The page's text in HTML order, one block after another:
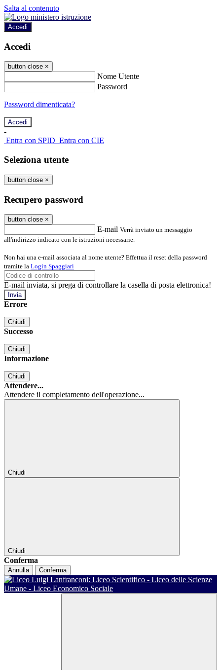
Salta al contenuto
Accedi
Accedi
button close ×
Nome Utente
Password
Password dimenticata?
-
Entra con SPID Entra con CIE
Seleziona utente
button close ×
Recupero password
button close ×
E-mail Verrà inviato un messaggio
all'indirizzo indicato con le istruzioni necessarie.
Non hai una e-mail associata al nome utente? Effettua il reset della password
tramite la Login Spaggiari
E-mail inviata, si prega di controllare la casella di posta elettronica!
Errore
Chiudi
Successo
Chiudi
Informazione
Chiudi
Attendere...
Attendere il completamento dell'operazione...
Chiudi
Chiudi
Conferma
Annulla Conferma